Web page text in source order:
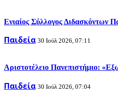
Ενιαίος Σύλλογος Διδασκόντων
Παιδεία 30 Ιούλ 2026, 07:11
Αριστοτέλειο Πανεπιστήμιο:
Παιδεία 30 Ιούλ 2026, 07:04